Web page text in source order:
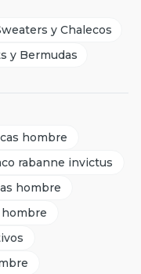
y Chalecos
y Bermudas
hombre
rabanne invictus
hombre
hombre